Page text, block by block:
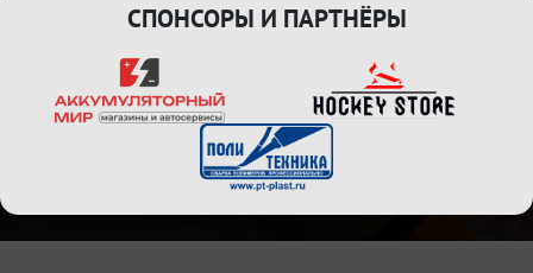
СПОНСОРЫ И ПАРТНЁРЫ